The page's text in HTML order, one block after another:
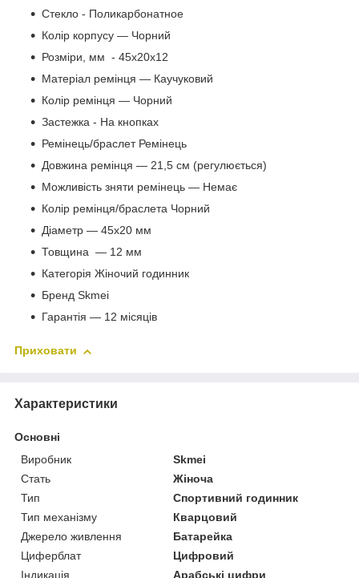
Стекло - Поликарбонатное
Колір корпусу — Чорний
Розміри, мм - 45х20х12
Матеріал ремінця — Каучуковий
Колір ремінця — Чорний
Застежка - На кнопках
Ремінець/браслет Ремінець
Довжина ремінця — 21,5 см (регулюється)
Можливість зняти ремінець — Немає
Колір ремінця/браслета Чорний
Діаметр — 45х20 мм
Товщина — 12 мм
Категорія Жіночий годинник
Бренд Skmei
Гарантія — 12 місяців
Приховати
Характеристики
Основні
Виробник
Skmei
Стать
Жіноча
Тип
Спортивний годинник
Тип механізму
Кварцовий
Джерело живлення
Батарейка
Циферблат
Цифровий
Індикація
Арабські цифри